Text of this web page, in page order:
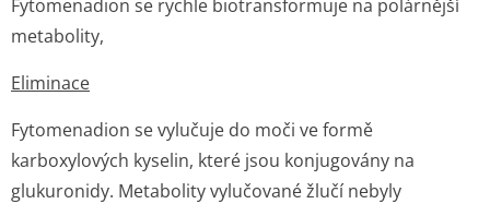
Fytomenadion se rychle biotransformuje na polárnější
metabolity,
Eliminace
Fytomenadion se vylučuje do moči ve formě
karboxylových kyselin, které jsou konjugovány na
glukuronidy. Metabolity vylučované žlučí nebyly